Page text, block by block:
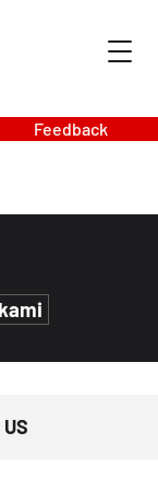
Feedback